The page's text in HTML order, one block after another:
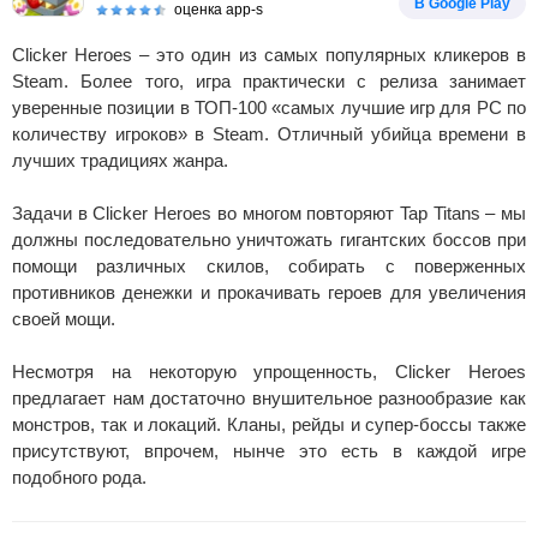
оценка app-s
В Google Play
Clicker Heroes – это один из самых популярных кликеров в
Steam. Более того, игра практически с релиза занимает
уверенные позиции в ТОП-100 «самых лучшие игр для PC по
количеству игроков» в Steam. Отличный убийца времени в
лучших традициях жанра.
Задачи в Clicker Heroes во многом повторяют Tap Titans – мы
должны последовательно уничтожать гигантских боссов при
помощи различных скилов, собирать с поверженных
противников денежки и прокачивать героев для увеличения
своей мощи.
Несмотря на некоторую упрощенность, Clicker Heroes
предлагает нам достаточно внушительное разнообразие как
монстров, так и локаций. Кланы, рейды и супер-боссы также
присутствуют, впрочем, нынче это есть в каждой игре
подобного рода.